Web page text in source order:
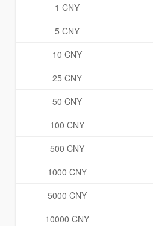
1 CNY
5 CNY
10 CNY
25 CNY
50 CNY
100 CNY
500 CNY
1000 CNY
5000 CNY
10000 CNY